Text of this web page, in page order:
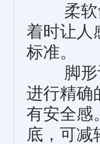
柔软舒
着时让人
标准。
脚形设
进行精确
有安全感
底，可减